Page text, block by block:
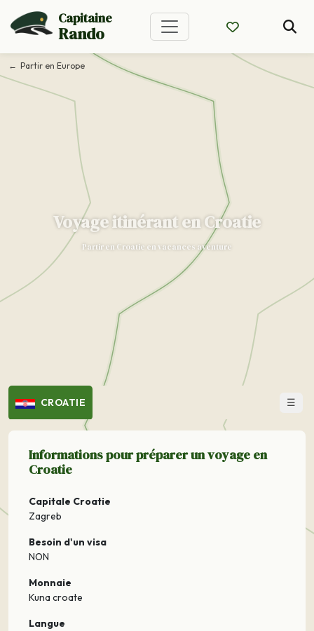
Capitaine
Rando
Partir en Europe
Voyage itinérant en Croatie
Partir en Croatie en vacances aventure
CROATIE ☰
Informations pour préparer un voyage en
Croatie
Capitale Croatie
Zagreb
Besoin d'un visa
NON
Monnaie
Kuna croate
Langue